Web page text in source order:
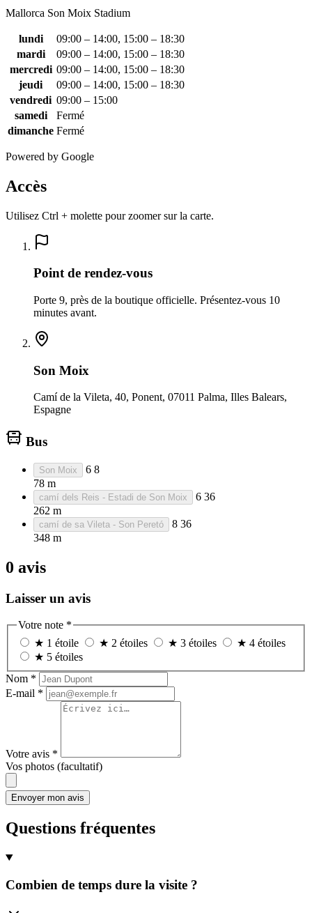
Mallorca Son Moix Stadium
lundi
09:00 – 14:00, 15:00 – 18:30
mardi
09:00 – 14:00, 15:00 – 18:30
mercredi 09:00 – 14:00, 15:00 – 18:30
jeudi
09:00 – 14:00, 15:00 – 18:30
vendredi 09:00 – 15:00
samedi
Fermé
dimanche Fermé
Powered by Google
Accès
Utilisez Ctrl + molette pour zoomer sur la carte.
Point de rendez-vous
Porte 9, près de la boutique officielle. Présentez-vous 10
minutes avant.
Son Moix
Camí de la Vileta, 40, Ponent, 07011 Palma, Illes Balears,
Espagne
Bus
Son Moix 6 8
78 m
camí dels Reis - Estadi de Son Moix 6 36
262 m
camí de sa Vileta - Son Peretó 8 36
348 m
0 avis
Laisser un avis
Votre note *
★ 1 étoile ★ 2 étoiles ★ 3 étoiles ★ 4 étoiles
★ 5 étoiles
Nom *
E-mail *
Votre avis *
Vos photos (facultatif)
Questions fréquentes
Combien de temps dure la visite ?